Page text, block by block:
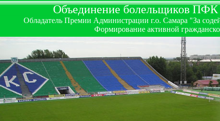
Объединение болельщиков
Обладатель Премии Администрации г.о. Самара "За
Формирование активной